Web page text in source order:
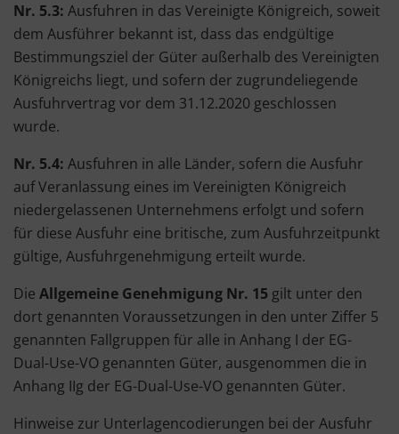
Nr. 5.3: Ausfuhren in das Vereinigte Königreich, soweit
dem Ausführer bekannt ist, dass das endgültige
Bestimmungsziel der Güter außerhalb des Vereinigten
Königreichs liegt, und sofern der zugrundeliegende
Ausfuhrvertrag vor dem 31.12.2020 geschlossen
wurde.
Nr. 5.4: Ausfuhren in alle Länder, sofern die Ausfuhr
auf Veranlassung eines im Vereinigten Königreich
niedergelassenen Unternehmens erfolgt und sofern
für diese Ausfuhr eine britische, zum Ausfuhrzeitpunkt
gültige, Ausfuhrgenehmigung erteilt wurde.
Die Allgemeine Genehmigung Nr. 15 gilt unter den
dort genannten Voraussetzungen in den unter Ziffer 5
genannten Fallgruppen für alle in Anhang I der EG-
Dual-Use-VO genannten Güter, ausgenommen die in
Anhang IIg der EG-Dual-Use-VO genannten Güter.
Hinweise zur Unterlagencodierungen bei der Ausfuhr